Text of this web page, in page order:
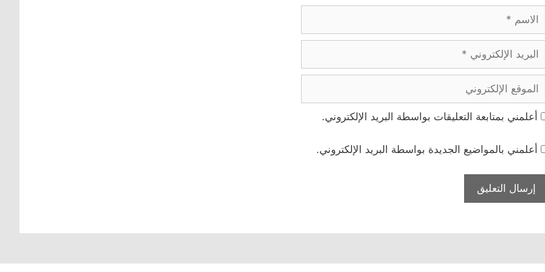
الاسم
البريد
الإلكتروني
الموقع
الإلكتروني
أعلمني بمتابعة التعليقات بواسطة البريد الإلكتروني.
أعلمني بالمواضيع الجديدة بواسطة البريد الإلكتروني.